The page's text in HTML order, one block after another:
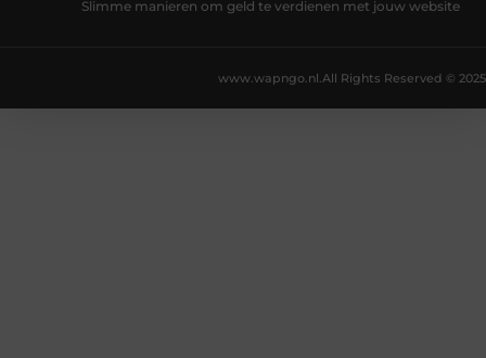
Slimme manieren om geld te verdienen met jouw website
All Rights Reserved © 2025
www.wapngo.nl.